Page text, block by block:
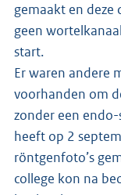
gemaakt en deze
geen
start.
Er waren andere
voorhanden om
zonder een
heeft op 2
röntgenfoto’s
college kon na